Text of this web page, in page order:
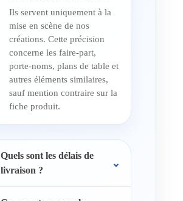
Ils servent uniquement à la
mise en scène de nos
créations. Cette précision
concerne les faire-part,
porte-noms, plans de table et
autres éléments similaires,
sauf mention contraire sur la
fiche produit.
Quels sont les délais de
livraison ?